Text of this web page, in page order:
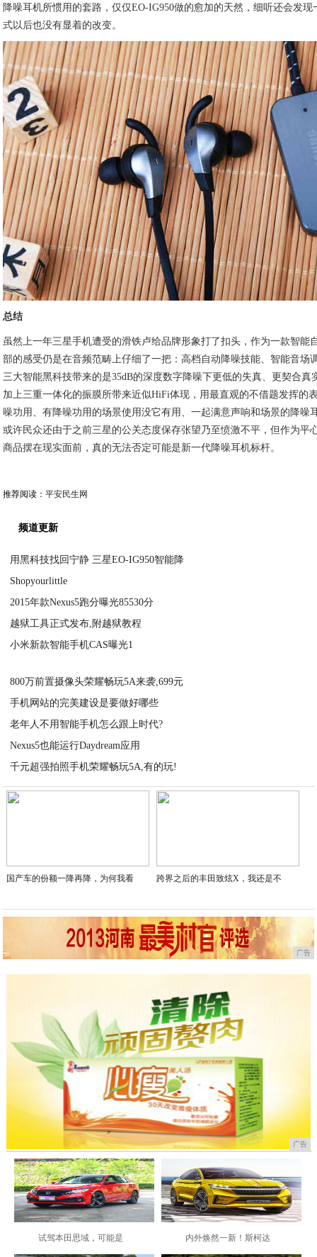
降噪耳机所惯用的套路，仅仅EO-IG950做的愈加的天然，细听还会发
式以后也没有显着的改变。
总结
虽然上一年三星手机遭受的滑铁卢给品牌形象打了扣头，作为一款智能
部的感受仍是在音频范畴上仔细了一把：高档自动降噪技能、智能音场
三大智能黑科技带来的是35dB的深度数字降噪下更低的失真、更契合真
加上三重一体化的振膜所带来近似HiFi体现，用最直观的不借题发挥的
噪功用、有降噪功用的场景使用没它有用、一起满意声响和场景的降噪
或许民众还由于之前三星的公关态度保存张望乃至愤激不平，但作为平
商品摆在现实面前，真的无法否定可能是新一代降噪耳机标杆。
推荐阅读：平安民生网
频道更新
用黑科技找回宁静 三星EO-IG950智能降
Shopyourlittle
2015年款Nexus5跑分曝光85530分
越狱工具正式发布,附越狱教程
小米新款智能手机CAS曝光1
800万前置摄像头荣耀畅玩5A来袭,699元
手机网站的完美建设是要做好哪些
老年人不用智能手机怎么跟上时代?
Nexus5也能运行Daydream应用
千元超强拍照手机荣耀畅玩5A,有的玩!
2020-09-04
国产车的份额一降再降，为何我看 跨界之后的丰田致炫X，我还是不
广告
广告
试驾本田思域，可能是 内外焕然一新！斯柯达